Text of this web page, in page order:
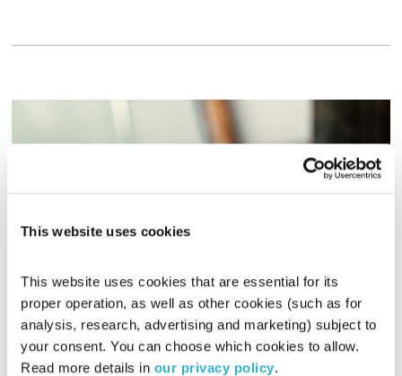
This website uses cookies
This website uses cookies that are essential for its
proper operation, as well as other cookies (such as for
analysis, research, advertising and marketing) subject to
your consent. You can choose which cookies to allow.
Read more details in our privacy policy.
שירים שורות ושקט – 16.3.24
שירים, שורות ושקט
בני בשן